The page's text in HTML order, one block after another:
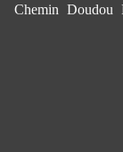
11, Chemin